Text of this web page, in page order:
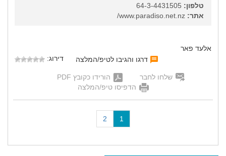
טלפון:
אתר:
אלעד פאר
דרגו והגיבו לטיפ/המלצה
דירוג:
שלחו לחבר
הורידו כקובץ PDF
הדפיסו טיפ/המלצה
1
c
2